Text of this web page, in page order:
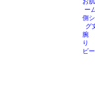
お
ー
側
グ
腕
り
ビ